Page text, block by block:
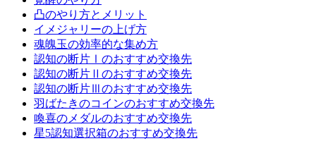
凸のやり方とメリット
イメジャリーの上げ方
魂魄玉の効率的な集め方
認知の断片Ⅰのおすすめ交換先
認知の断片Ⅱのおすすめ交換先
認知の断片Ⅲのおすすめ交換先
羽ばたきのコインのおすすめ交換先
喚喜のメダルのおすすめ交換先
星5認知選択箱のおすすめ交換先